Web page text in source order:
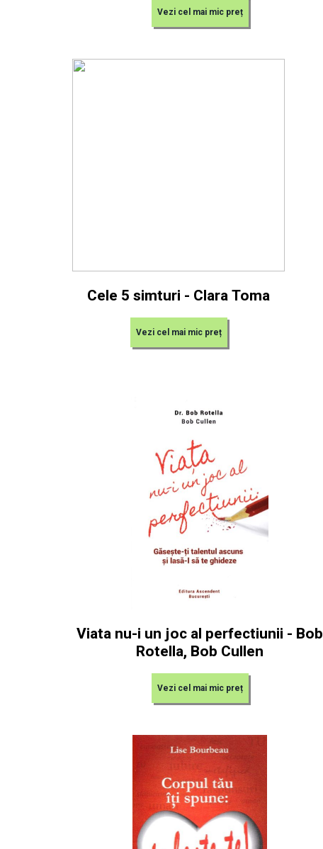
Vezi cel mai mic preț
Cele 5 simturi - Clara Toma
Vezi cel mai mic preț
Viata nu-i un joc al perfectiunii - Bob
Rotella, Bob Cullen
Vezi cel mai mic preț